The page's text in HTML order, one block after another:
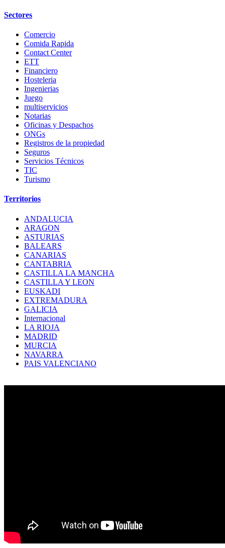
Sectores
Comercio
Comida Rapida
Contact Center
ETT
Financiero
Hosteleria
Ingenierias
Juego
multiservicios
Notarias
Oficinas y Despachos
ONGs
Registros de la propiedad
Seguros
Servicios Técnicos
TIC
Turismo
Territorios
ANDALUCIA
ARAGON
ASTURIAS
BALEARS
CANARIAS
CANTABRIA
CASTILLA LA MANCHA
CASTILLA Y LEON
EUSKADI
EXTREMADURA
GALICIA
Internacional
LA RIOJA
MADRID
MURCIA
NAVARRA
PAIS VALENCIANO